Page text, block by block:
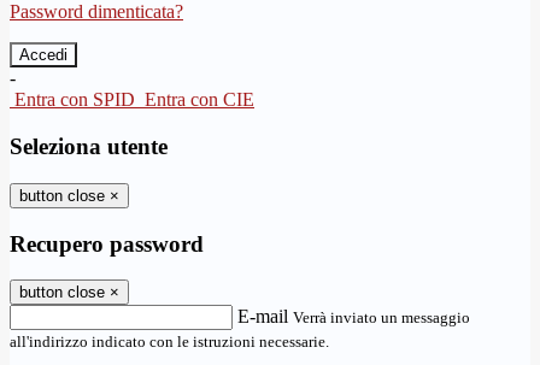
Password dimenticata?
-
Entra con SPID Entra con CIE
Seleziona utente
button close ×
Recupero password
button close ×
E-mail Verrà inviato un messaggio
all'indirizzo indicato con le istruzioni necessarie.